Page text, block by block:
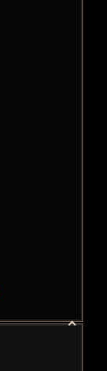
Haut